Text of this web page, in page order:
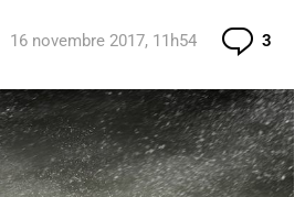
16 novembre 2017, 11h54 3